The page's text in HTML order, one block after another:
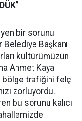
bir sorunu
Başkanı
kültürümüzün
Ahmet Kaya
bölge trafiğini felç
zorluyordu.
bu sorunu kalıcı